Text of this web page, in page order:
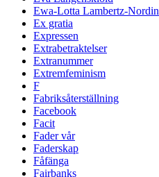
Ewa-Lotta Lambertz-Nordin
Ex gratia
Expressen
Extrabetraktelser
Extranummer
Extremfeminism
F
Fabriksåterställning
Facebook
Facit
Fader vår
Faderskap
Fåfänga
Fairbanks